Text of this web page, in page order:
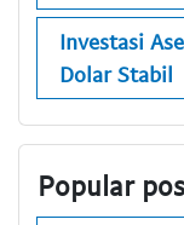
Investasi
Dolar Stabil
Popular